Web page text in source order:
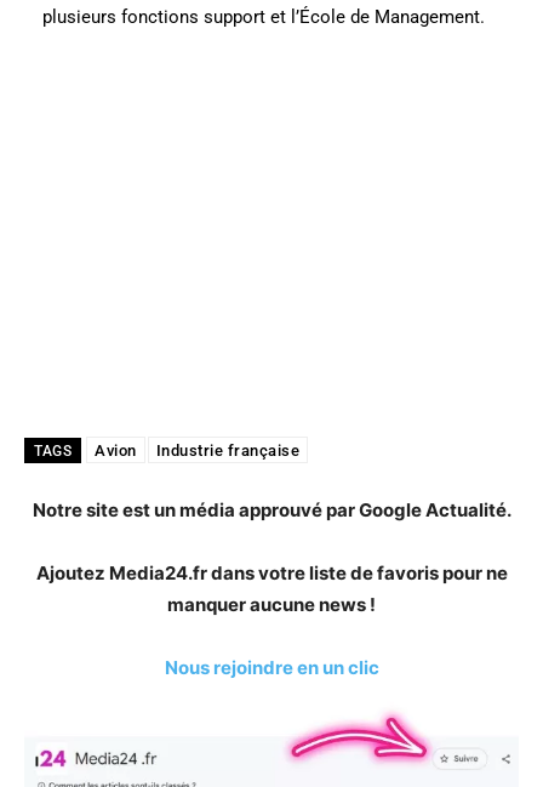
plusieurs fonctions support et l’École de Management.
TAGS Avion Industrie française
Notre site est un média approuvé par Google Actualité.
Ajoutez Media24.fr dans votre liste de favoris pour ne
manquer aucune news !
Nous rejoindre en un clic